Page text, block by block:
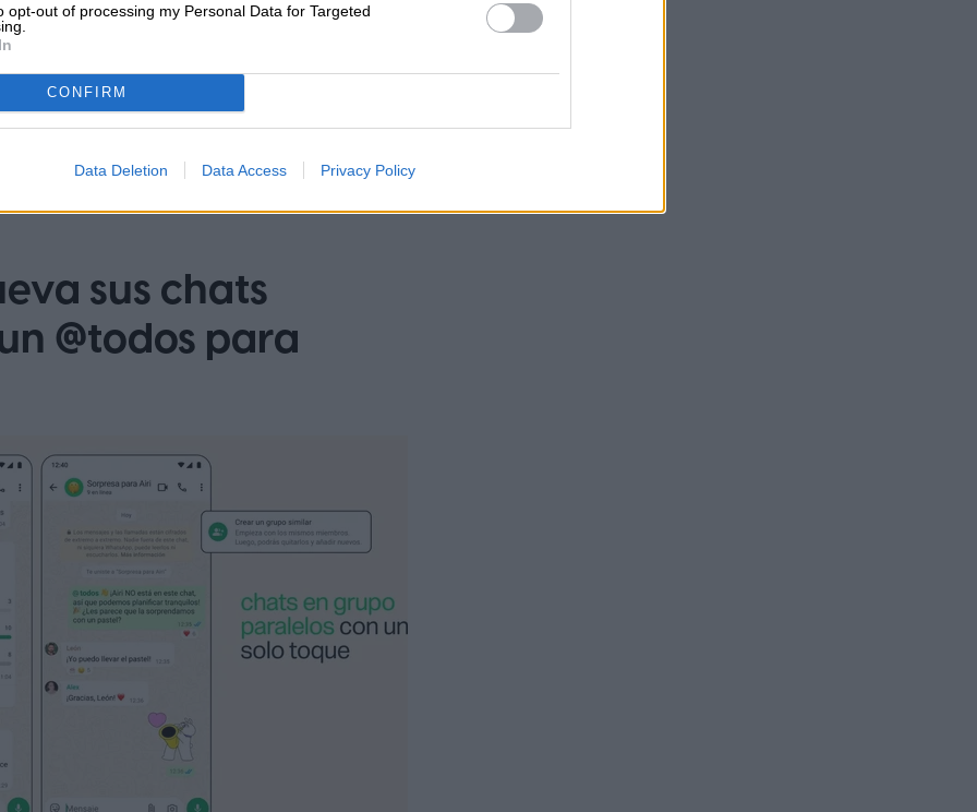
opt-out of processing my Personal Data for Targeted
CONFIRM
Data Deletion Data Access Privacy Policy
sus chats
@todos para